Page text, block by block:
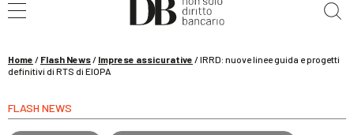
WEBINAR / 29 settembre
Pignoramento presso terzi e ruolo della banca
Home / Flash News/ Imprese assicurative /IRRD: nuove linee guida e progetti
definitivi di RTS di EIOPA
FLASH NEWS